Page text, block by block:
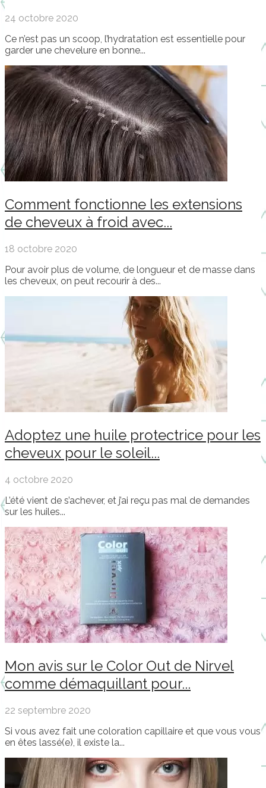
24 octobre 2020
Ce n’est pas un scoop, l’hydratation est essentielle pour
garder une chevelure en bonne...
Comment fonctionne les extensions
de cheveux à froid avec...
18 octobre 2020
Pour avoir plus de volume, de longueur et de masse dans
les cheveux, on peut recourir à des...
Adoptez une huile protectrice pour les
cheveux pour le soleil...
4 octobre 2020
L’été vient de s’achever, et j’ai reçu pas mal de demandes
sur les huiles...
Mon avis sur le Color Out de Nirvel
comme démaquillant pour...
22 septembre 2020
Si vous avez fait une coloration capillaire et que vous vous
en êtes lassé(e), il existe la...